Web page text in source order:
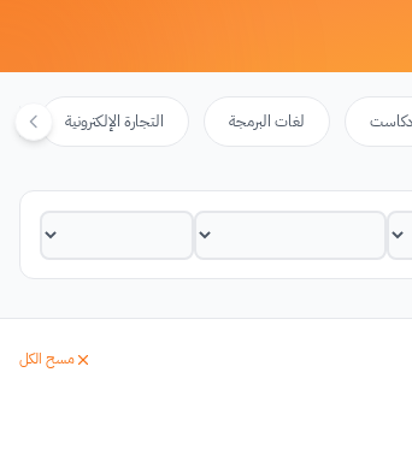
لغات البرمجة التجارة الإلكترونية
مسح الكل